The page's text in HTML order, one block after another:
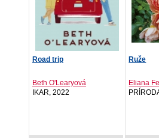
Road trip
Beth O'Learyová
IKAR, 2022
Ruže
Eliana